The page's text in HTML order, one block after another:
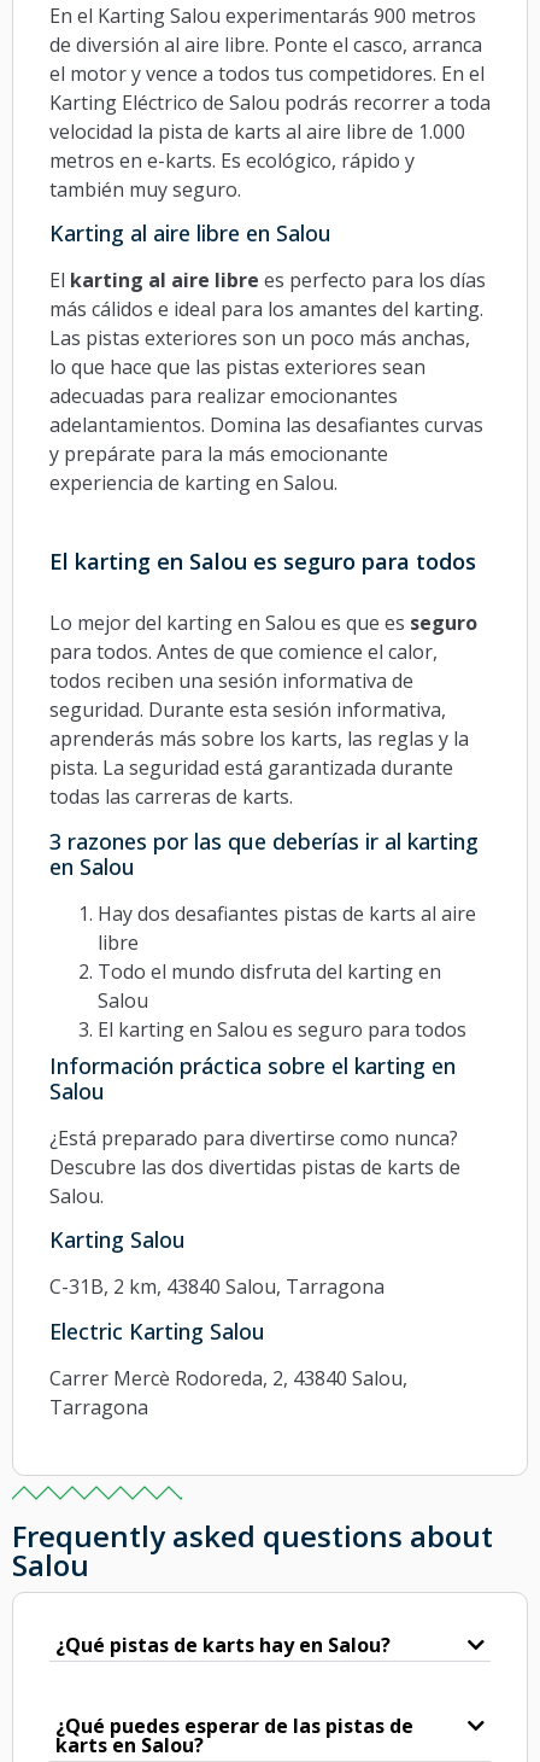
En el Karting Salou experimentarás 900 metros
de diversión al aire libre. Ponte el casco, arranca
el motor y vence a todos tus competidores. En el
Karting Eléctrico de Salou podrás recorrer a toda
velocidad la pista de karts al aire libre de 1.000
metros en e-karts. Es ecológico, rápido y
también muy seguro.
Karting al aire libre en Salou
El karting al aire libre es perfecto para los días
más cálidos e ideal para los amantes del karting.
Las pistas exteriores son un poco más anchas,
lo que hace que las pistas exteriores sean
adecuadas para realizar emocionantes
adelantamientos. Domina las desafiantes curvas
y prepárate para la más emocionante
experiencia de karting en Salou.
El karting en Salou es seguro para todos
Lo mejor del karting en Salou es que es seguro
para todos. Antes de que comience el calor,
todos reciben una sesión informativa de
seguridad. Durante esta sesión informativa,
aprenderás más sobre los karts, las reglas y la
pista. La seguridad está garantizada durante
todas las carreras de karts.
3 razones por las que deberías ir al karting
en Salou
Hay dos desafiantes pistas de karts al aire
libre
Todo el mundo disfruta del karting en
Salou
El karting en Salou es seguro para todos
Información práctica sobre el karting en
Salou
¿Está preparado para divertirse como nunca?
Descubre las dos divertidas pistas de karts de
Salou.
Karting Salou
C-31B, 2 km, 43840 Salou, Tarragona
Electric Karting Salou
Carrer Mercè Rodoreda, 2, 43840 Salou,
Tarragona
Frequently asked questions about
Salou
¿Qué pistas de karts hay en Salou?
¿Qué puedes esperar de las pistas de
karts en Salou?